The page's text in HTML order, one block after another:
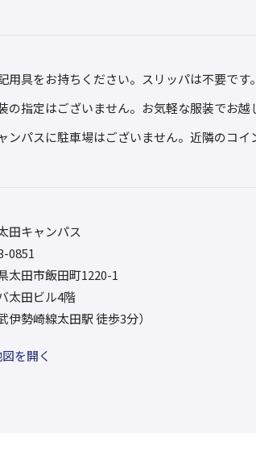
用具をお持ちください。スリッパは不要です。
の指定はございません。お気軽な服装でお越
ンパスに駐車場はございません。近隣のコ
田キャンパス
0851
太田市飯田町1220-1
太田ビル4階
伊勢崎線太田駅 徒歩3分）
を開く